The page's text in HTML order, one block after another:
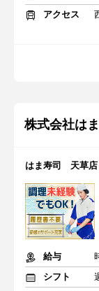
アクセス
株式会社は
はま寿司 天草店
給与
シフト